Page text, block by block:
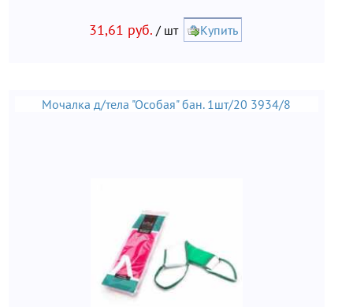
31,61 руб. / шт Купить
Мочалка д/тела "Особая" бан. 1шт/20 3934/8